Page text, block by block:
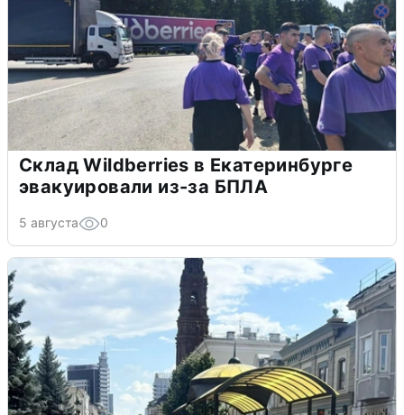
Склад Wildberries в Екатеринбурге
эвакуировали из-за БПЛА
5 августа 0